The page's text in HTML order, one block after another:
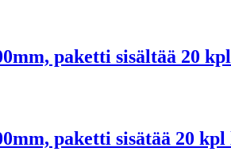
paketti sisältää 20
paketti sisätää 20 kpl